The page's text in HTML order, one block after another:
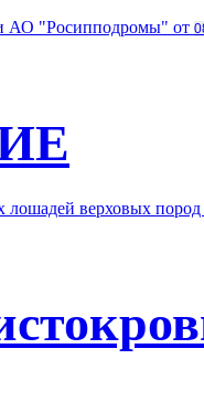
АО "Росипподромы" от
верховых